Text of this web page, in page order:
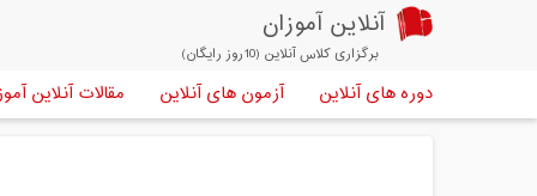
آنلاین آموزان
برگزاری کلاس آنلاین (10روز رایگان)
دوره های آنلاین آزمون های آنلاین مقالات آنلاین